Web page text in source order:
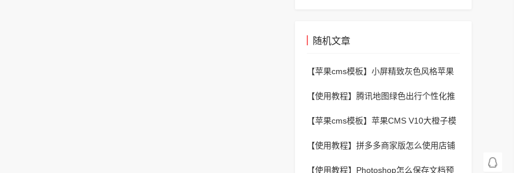
随机文章
【苹果cms模板】 小屏精致灰色风格苹果
【使用教程】
腾讯地图绿色出行个性化推
开启方法
【苹果cms模板】 苹果CMS V10大橙子模
【使用教程】 拼多多商家版怎么使用店铺
【使用教程】 Photoshop怎么保存文档预